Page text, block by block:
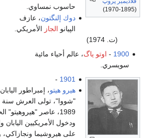
دوك إلنگتون
حاسوب نمساوي.
دوك إلنگتون، عازف
الأمريكي.
، عالم أحياء مائية
1901
-
هيرو هيتو، إمبراطور اليابان السابق. واسم عهده
"شووا"، تولى العرش سنة 1926 حتى وفاته
1989، عاصر "هيروهيتو" الحرب العالمية الثانية
ودخول الأمريكيين اليابان وإلقاء القنبلة الذرية
على هيروشيما ونجازاكي، وتخلى هذا